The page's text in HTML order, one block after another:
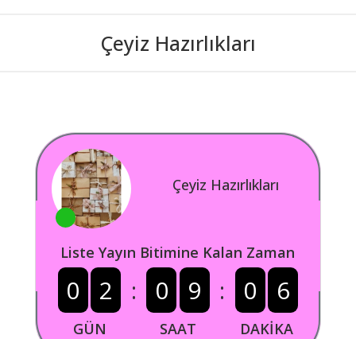
Çeyiz Hazırlıkları
Çeyiz Hazırlıkları
Liste Yayın Bitimine Kalan Zaman
0 2
GÜN
: 0 9
SAAT
: 0 6
DAKİKA